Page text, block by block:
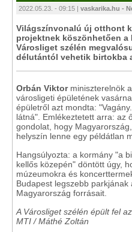
2022.05.23. - 09:15 | vaskarika.hu -
Világszínvonalú új otthont
projektnek köszönhetően a
Városliget szélén
délutántól vehetik birtokba
Orbán Viktorminiszterelnök
városligeti épületének
épületről azt mondta:
látná". Emlékeztetett arra: az
gondolat, hogy
helyszín lenne egy példátlan
Hangsúlyozta: a kormány "a
kellős közepén" döntött úgy,
múzeumokra és
Budapest legszebb
Magyarország forrásait.
A Városliget szélén épült fel
MTI / Máthé Zoltán